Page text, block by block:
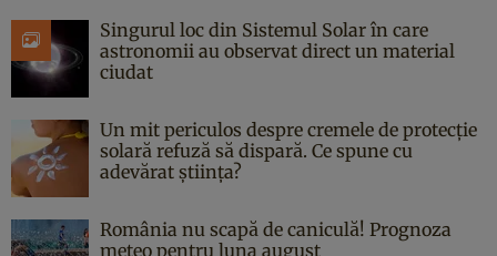
Singurul loc din Sistemul Solar în care
astronomii au observat direct un material
ciudat
Un mit periculos despre cremele de protecție
solară refuză să dispară. Ce spune cu
adevărat știința?
România nu scapă de caniculă! Prognoza
meteo pentru luna august